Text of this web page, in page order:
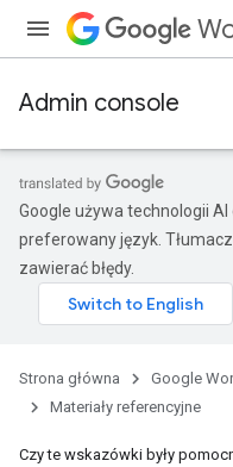
Admin console
Google używa technologii
preferowany język.
zawierać błędy.
Strona główna Google
Materiały referencyjne
Czy te wskazówki były